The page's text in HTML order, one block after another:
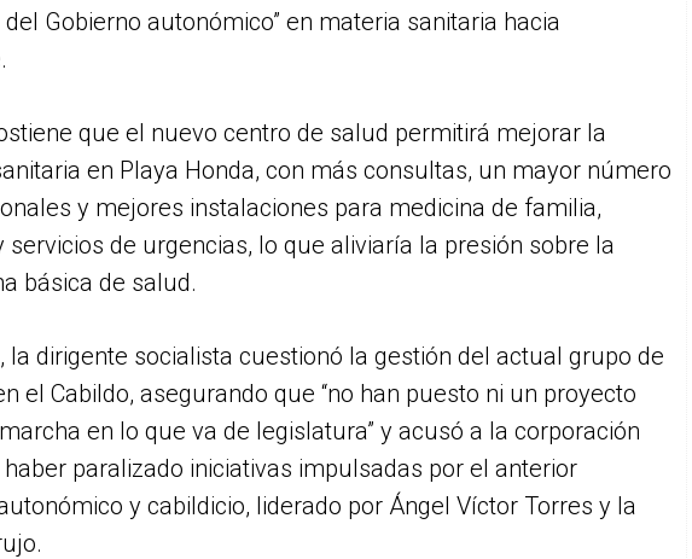
Gobierno autonómico” en materia sanitaria hacia
que el nuevo centro de salud permitirá mejorar la
en Playa Honda, con más consultas, un mayor número
y mejores instalaciones para medicina de familia,
servicios de urgencias, lo que aliviaría la presión sobre la
básica de salud.
la dirigente socialista cuestionó la gestión del actual grupo de
el Cabildo, asegurando que “no han puesto ni un proyecto
en lo que va de legislatura” y acusó a la corporación
paralizado iniciativas impulsadas por el anterior
y cabildicio, liderado por Ángel Víctor Torres y la